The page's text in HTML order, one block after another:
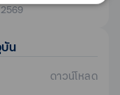
น
ดาวน์โหลด